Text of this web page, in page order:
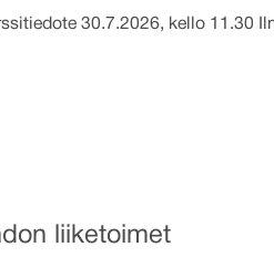
30.7.2026, kello 11.30
liiketoimet